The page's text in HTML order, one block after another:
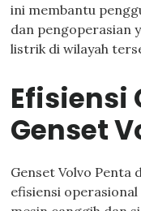
ini membantu
dan pengoperasian
listrik di wilayah
Efisiensi
Genset
Genset Volvo Penta
efisiensi